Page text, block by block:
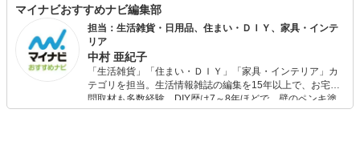
ーではないので所有点数は多くないが、文房具は買ったら
必ず試す。
マイナビおすすめナビ編集部
担当：生活雑貨・日用品、住まい・ＤＩＹ、家具・インテ
リア
中村 亜紀子
「生活雑貨」「住まい・ＤＩＹ」「家具・インテリア」カ
テゴリを担当。生活情報雑誌の編集を15年以上で、お宅訪
問取材も多数経験。DIY歴は7～8年ほどで、壁のペンキ塗
りや壁紙チェンジなどもチャレンジ済み。初心者でもモノ